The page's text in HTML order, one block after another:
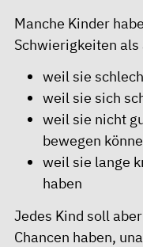
Manche Kinder
Schwierigkeiten
weil sie
weil sie sich
weil sie nicht
bewegen
weil sie lange
haben
Jedes Kind soll
Chancen haben,